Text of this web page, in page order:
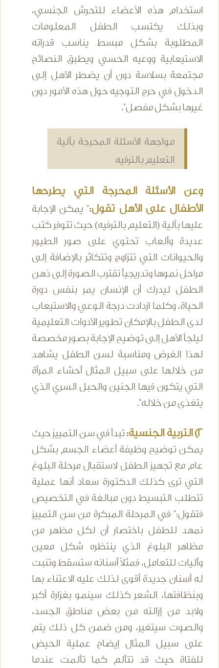
استخدام هذه الأعضاء للتحرش الجنسي،
وبذلك يكتسب الطفل المعلومات
المطلوبة بشكل مبسط يناسب قدراته
الاستيعابية ووعيه الحسي ويطبق النصائح
مجتمعة بسلاسة دون أن يضطر الأهل إلى
الدخول في حرج التوجيه حول هذه الأمور دون
غيرها بشكل مفصل".
مواجهة الأسئلة المحرجة بآلية
التعليم بالترفيه
وعن الأسئلة المحرجة التي يطرحها
الأطفال على الأهل تقول:" يمكن الإجابة
عليها بآلية (التعليم بالترفيه) حيث تتوفر كتب
عديدة وألعاب تحتوي على صور الطيور
والحيوانات التي تتزاوج وتتكاثر بالإضافة إلى
مراحل نموها وتدريجياً تقترب الصورة إلى ذهن
الطفل ليدرك أن الإنسان يمر بنفس دورة
الحياة، وكلما ازدادت درجة الوعي والاستيعاب
لدى الطفل بالإمكان تطوير الأدوات التعليمية
ليلجأ الأهل إلى توضيح الإجابة بصور مخصصة
لهذا الغرض ومناسبة لسن الطفل يشاهد
من خلالها على سبيل المثال أحشاء المرأة
التي يتكون فيها الجنين والحبل السري الذي
يتغذى من خلاله".
2) التربية الجنسية:
تبدأ في سن التمييز حيث
يمكن توضيح وظيفة أعضاء الجسم بشكل
عام مع تجهيز الطفل لاستقبال مرحلة البلوغ
التي ترى كذلك الدكتورة سعاد أنها عملية
تتطلب التبسيط دون مبالغة في التخصيص
فتقول:" في المرحلة المبكرة من سن التمييز
نمهد للطفل باختصار أن لكل مظهر من
مظاهر البلوغ الذي ينتظره شكل معين
وآليات للتعامل، فمثلاً أسنانه ستسقط وتنبت
له أسنان جديدة أقوى لذلك عليه الاعتناء بها
وبنظافتها، الشعر كذلك سينمو بغزارة أكبر
ولابد من إزالته من بعض مناطق الجسد،
والصوت سيتغير، ومن ضمن كل ذلك يتم
على سبيل المثال إيضاح عملية الحيض
للفتاة حيث قد تتألم كما تألمت عندما